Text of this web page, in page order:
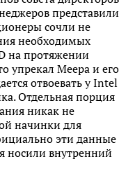
представили
сочли не
необходимых
на протяжении
упрекал Меера и его
отвоевать у Intel
Отдельная порция
никак не
начинки для
эти данные
носили внутренний